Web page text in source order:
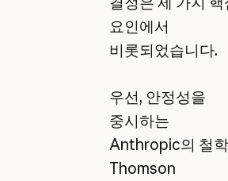
요인에서
비롯되었습니다.
우선, 안정성을
중시하는
Anthropic의 철
Thomson